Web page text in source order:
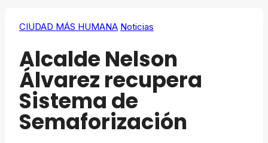
CIUDAD MÁS HUMANA Noticias
Alcalde Nelson
Álvarez recupera
Sistema de
Semaforización